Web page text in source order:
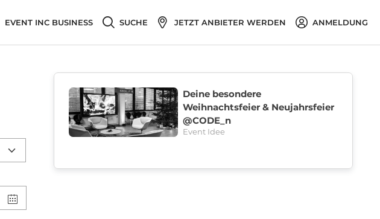
EVENT INC BUSINESS SUCHE JETZT ANBIETER WERDEN ANMELDUNG
Deine besondere
Weihnachtsfeier & Neujahrsfeier
@CODE_n
Event Idee